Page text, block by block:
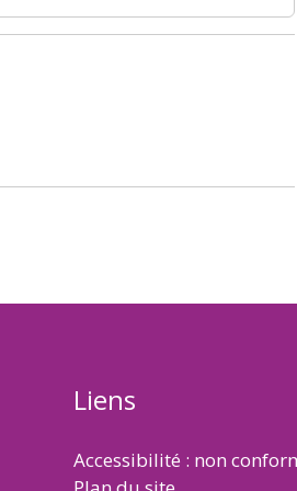
Liens
Accessibilité : non